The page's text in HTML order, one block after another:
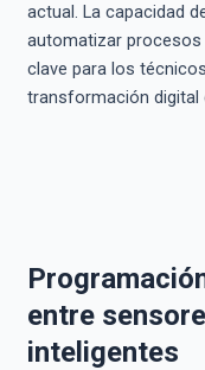
actual. La capacidad
automatizar
clave para los
transformación digital
entre
inteligentes